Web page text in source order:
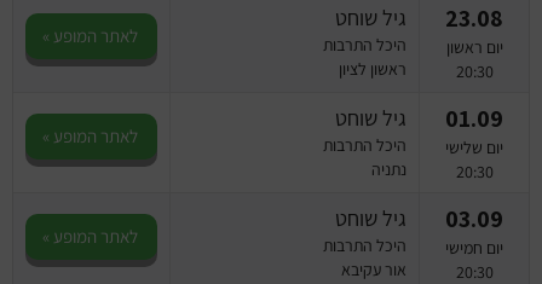
23.08
יום ראשון
20:30
גיל שוחט
היכל התרבות
ראשון לציון
לאתר המופע »
01.09
יום שלישי
20:30
גיל שוחט
היכל התרבות
נתניה
לאתר המופע »
03.09
יום חמישי
20:30
גיל שוחט
היכל התרבות
אור עקיבא
לאתר המופע »